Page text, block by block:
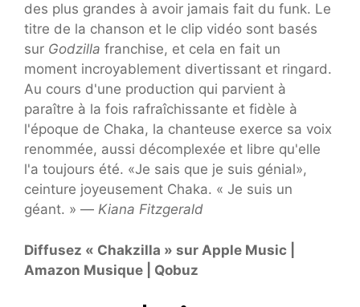
des plus grandes à avoir jamais fait du funk. Le
titre de la chanson et le clip vidéo sont basés
sur Godzilla franchise, et cela en fait un
moment incroyablement divertissant et ringard.
Au cours d'une production qui parvient à
paraître à la fois rafraîchissante et fidèle à
l'époque de Chaka, la chanteuse exerce sa voix
renommée, aussi décomplexée et libre qu'elle
l'a toujours été. «Je sais que je suis génial»,
ceinture joyeusement Chaka. « Je suis un
géant. » — Kiana Fitzgerald
Diffusez « Chakzilla » sur Apple Music |
Amazon Musique | Qobuz